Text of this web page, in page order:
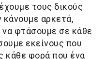
τους δικούς
αρκετά,
φτάσουμε σε κάθε
εκείνους που
κάθε φορά που ένα